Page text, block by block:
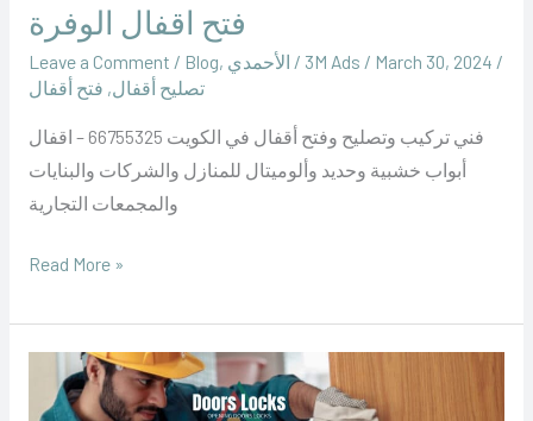
فتح اقفال الوفرة
Leave a Comment / Blog, الأحمدي / / March 30, 2024 /
تصليح أقفال, فتح أقفال
فني تركيب وتصليح وفتح أقفال في الكويت 66755325 – اقفال
أبواب خشبية وحديد وألوميتال للمنازل والشركات والبنايات
والمجمعات التجارية
Read More »
اقفال